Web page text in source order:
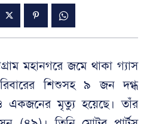
মহানগরে জমে থাকা গ্যাস
শিশুসহ ৯ জন দগ্ধ
একজনের মৃত্যু হয়েছে। তাঁর